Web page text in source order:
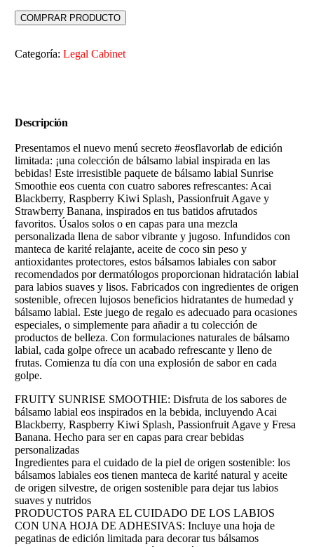
COMPRAR PRODUCTO
Categoría:Legal Cabinet
Descripción
Presentamos el nuevo menú secreto #eosflavorlab de edición
limitada: ¡una colección de bálsamo labial inspirada en las
bebidas! Este irresistible paquete de bálsamo labial Sunrise
Smoothie eos cuenta con cuatro sabores refrescantes: Acai
Blackberry, Raspberry Kiwi Splash, Passionfruit Agave y
Strawberry Banana, inspirados en tus batidos afrutados
favoritos. Úsalos solos o en capas para una mezcla
personalizada llena de sabor vibrante y jugoso. Infundidos con
manteca de karité relajante, aceite de coco sin peso y
antioxidantes protectores, estos bálsamos labiales con sabor
recomendados por dermatólogos proporcionan hidratación labial
para labios suaves y lisos. Fabricados con ingredientes de origen
sostenible, ofrecen lujosos beneficios hidratantes de humedad y
bálsamo labial. Este juego de regalo es adecuado para ocasiones
especiales, o simplemente para añadir a tu colección de
productos de belleza. Con formulaciones naturales de bálsamo
labial, cada golpe ofrece un acabado refrescante y lleno de
frutas. Comienza tu día con una explosión de sabor en cada
golpe.
FRUITY SUNRISE SMOOTHIE: Disfruta de los sabores de
bálsamo labial eos inspirados en la bebida, incluyendo Acai
Blackberry, Raspberry Kiwi Splash, Passionfruit Agave y Fresa
Banana. Hecho para ser en capas para crear bebidas
personalizadas
Ingredientes para el cuidado de la piel de origen sostenible: los
bálsamos labiales eos tienen manteca de karité natural y aceite
de origen silvestre, de origen sostenible para dejar tus labios
suaves y nutridos
PRODUCTOS PARA EL CUIDADO DE LOS LABIOS
CON UNA HOJA DE ADHESIVAS: Incluye una hoja de
pegatinas de edición limitada para decorar tus bálsamos